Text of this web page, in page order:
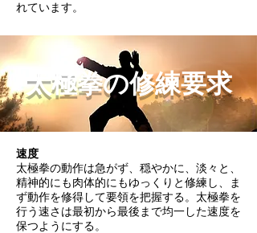
れています。
太極拳の修練要求
速度
太極拳の動作は急がず、穏やかに、淡々と、
精神的にも肉体的にもゆっくりと修練し、ま
ず動作を修得して要領を把握する。太極拳を
行う速さは最初から最後まで均一した速度を
保つようにする。